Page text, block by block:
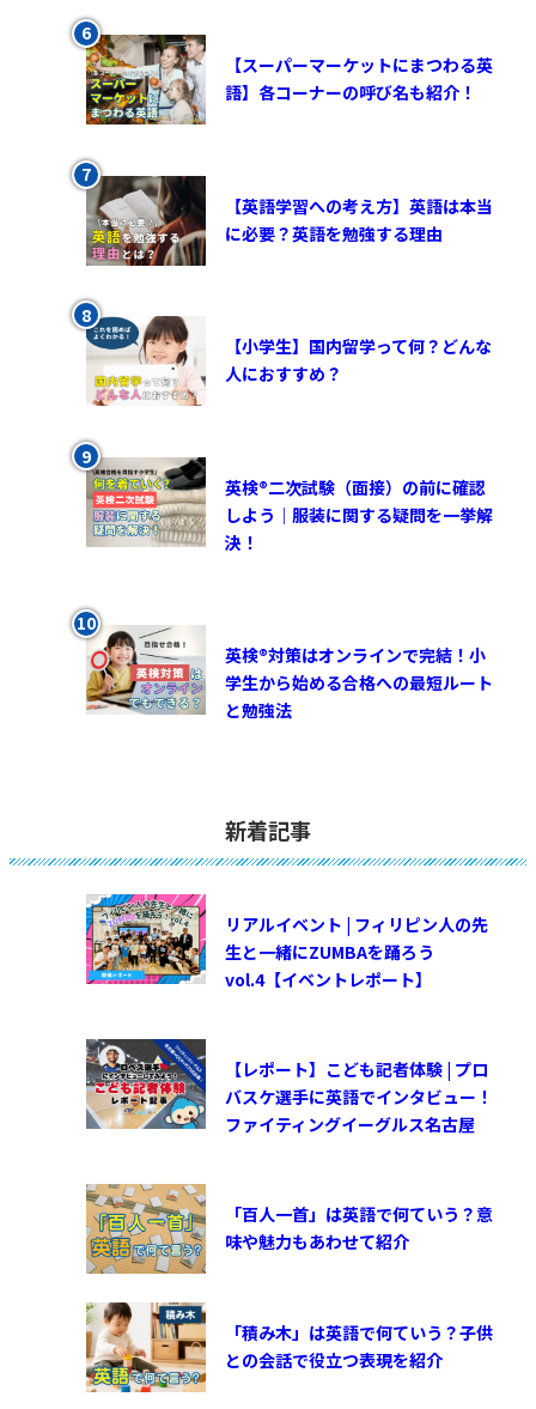
【スーパーマーケットにまつわる英
語】各コーナーの呼び名も紹介！
【英語学習への考え方】英語は本当
に必要？英語を勉強する理由
【小学生】国内留学って何？どんな
人におすすめ？
英検®︎二次試験（面接）の前に確認
しよう｜服装に関する疑問を一挙解
決！
英検®対策はオンラインで完結！小
学生から始める合格への最短ルート
と勉強法
新着記事
リアルイベント | フィリピン人の先
生と一緒にZUMBAを踊ろう
vol.4【イベントレポート】
【レポート】こども記者体験 | プロ
バスケ選手に英語でインタビュー！
ファイティングイーグルス名古屋
「百人一首」は英語で何ていう？意
味や魅力もあわせて紹介
「積み木」は英語で何ていう？子供
との会話で役立つ表現を紹介